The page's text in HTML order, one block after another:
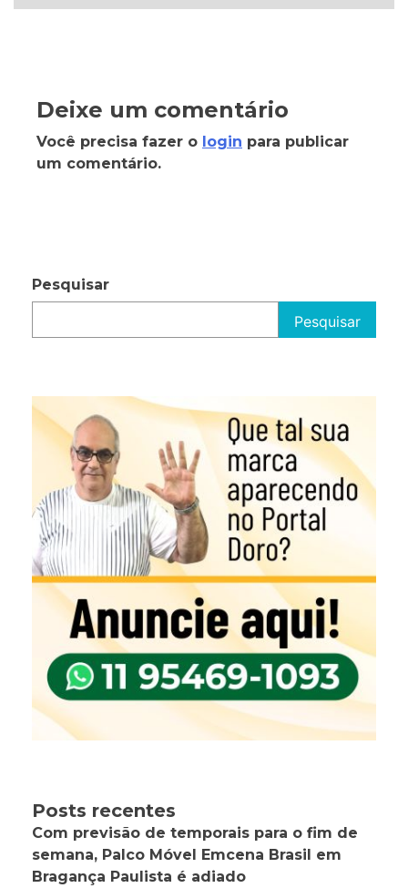
Deixe um comentário
Você precisa fazer o login para publicar
um comentário.
Pesquisar
Pesquisar
Posts recentes
Com previsão de temporais para o fim de
semana, Palco Móvel Emcena Brasil em
Bragança Paulista é adiado